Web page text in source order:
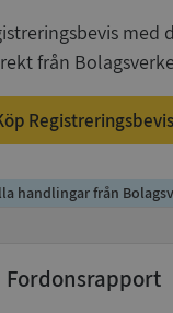
med
från
Registreringsbevis
handlingar från
Fordonsrapport